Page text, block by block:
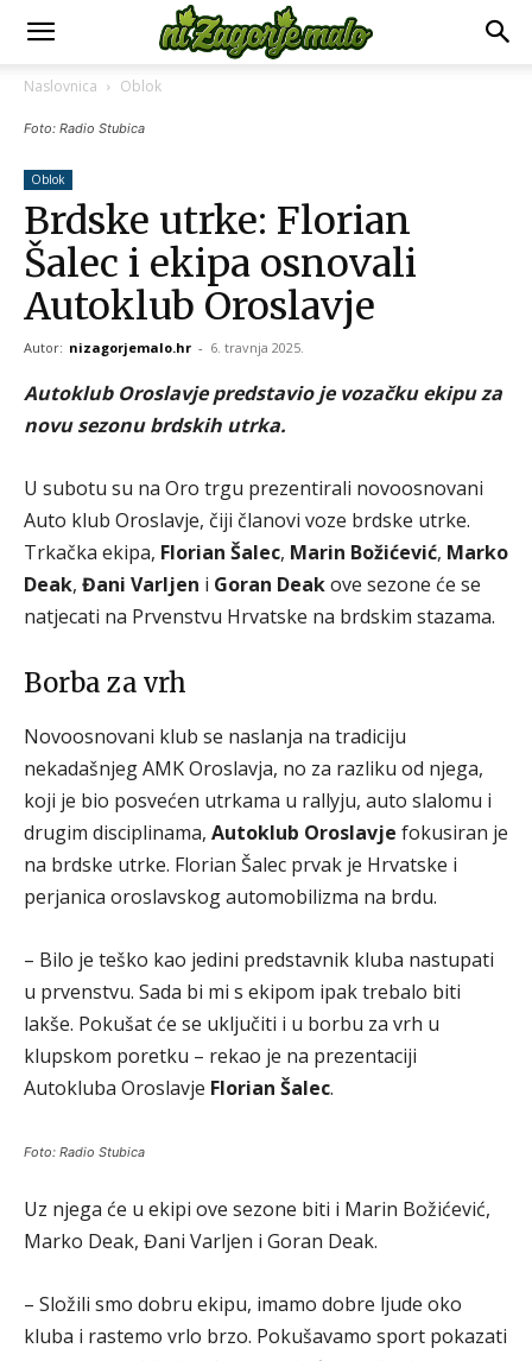
Naslovnica Oblok
Foto: Radio Stubica
Oblok
Brdske utrke: Florian
Šalec i ekipa osnovali
Autoklub Oroslavje
Autor: nizagorjemalo.hr - 6. travnja 2025.
Autoklub Oroslavje predstavio je vozačku ekipu za
novu sezonu brdskih utrka.
U subotu su na Oro trgu prezentirali novoosnovani
Auto klub Oroslavje, čiji članovi voze brdske utrke.
Trkačka ekipa, Florian Šalec, Marin Božićević, Marko
Deak, Đani Varljen i Goran Deakove sezone će se
natjecati na Prvenstvu Hrvatske na brdskim stazama.
Borba za vrh
Novoosnovani klub se naslanja na tradiciju
nekadašnjeg AMK Oroslavja, no za razliku od njega,
koji je bio posvećen utrkama u rallyju, auto slalomu i
drugim disciplinama, Autoklub Oroslavje fokusiran je
na brdske utrke. Florian Šalec prvak je Hrvatske i
perjanica oroslavskog automobilizma na brdu.
– Bilo je teško kao jedini predstavnik kluba nastupati
u prvenstvu. Sada bi mi s ekipom ipak trebalo biti
lakše. Pokušat će se uključiti i u borbu za vrh u
klupskom poretku – rekao je na prezentaciji
Autokluba Oroslavje Florian Šalec.
Foto: Radio Stubica
Uz njega će u ekipi ove sezone biti i Marin Božićević,
Marko Deak, Đani Varljen i Goran Deak.
– Složili smo dobru ekipu, imamo dobre ljude oko
kluba i rastemo vrlo brzo. Pokušavamo sport pokazati